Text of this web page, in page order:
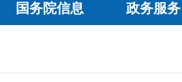
国务院信息 政务服务